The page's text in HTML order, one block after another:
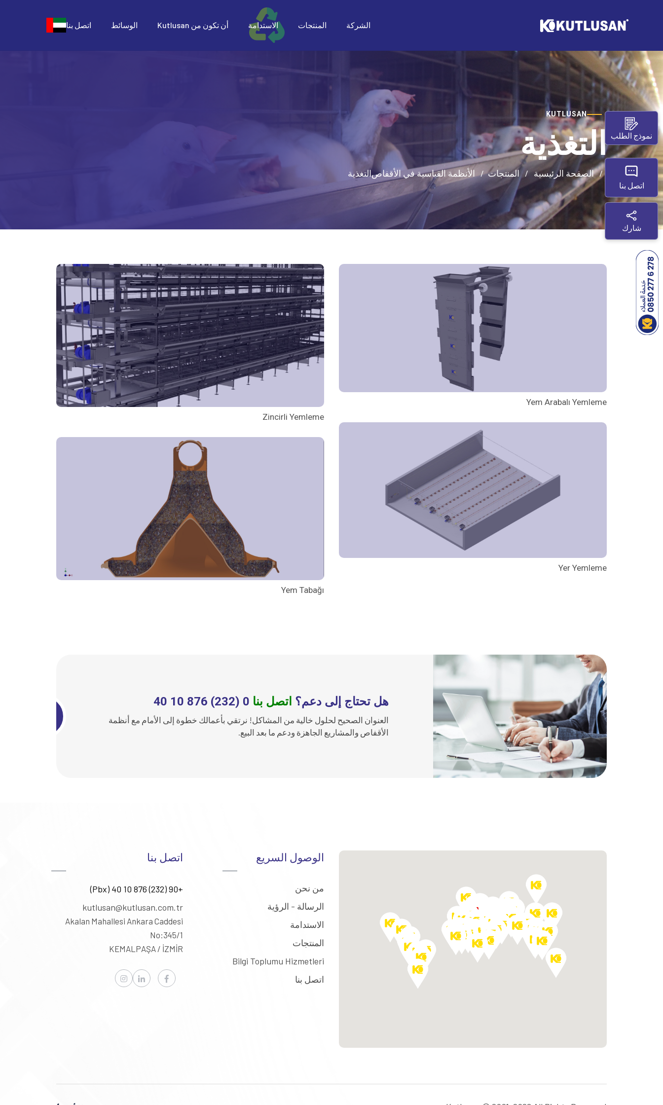
الشركة المنتجات الاستدامة أن تكون من Kutlusan الوسائط اتصل بنا
KUTLUSAN
التغذية
الصفحة الرئيسية المنتجات الأنظمة القياسية في الأقفاصالتغذية
Zincirli Yemleme
Yem Arabalı Yemleme
Yer Yemleme
Yem Tabağı
هل تحتاج إلى دعم؟ اتصل بنا
العنوان الصحيح لحلول خالية من المشاكل! نرتقي بأعمالك خطوة إلى الأمام مع أنظمة
الأقفاص والمشاريع الجاهزة ودعم ما بعد البيع.
الوصول السريع
من نحن
الرسالة - الرؤية
الاستدامة
المنتجات
Bilgi Toplumu Hizmetleri
اتصل بنا
اتصل بنا
+90 (232) 876 10 40 (Pbx)
kutlusan@kutlusan.com.tr
Akalan Mahallesi Ankara Caddesi
No:345/1
KEMALPAŞA / İZMİR
نموذج الطلب
اتصل بنا
شارك